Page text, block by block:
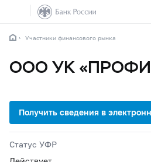
Участники финансового рынка
ООО УК
Статус УФР